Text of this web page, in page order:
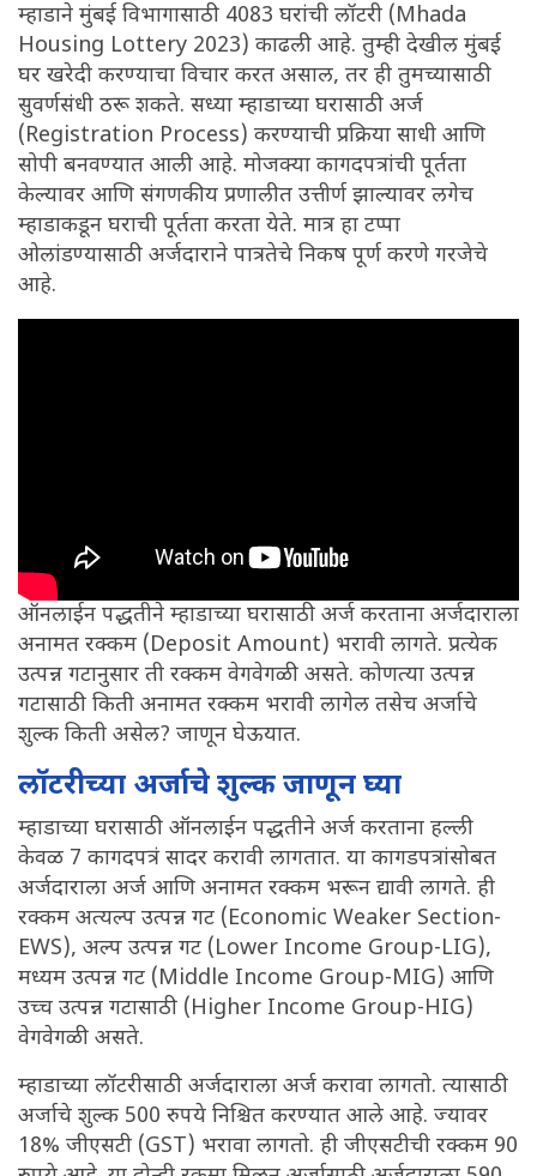
म्हाडाने मुंबई विभागासाठी 4083 घरांची लॉटरी (Mhada
Housing Lottery 2023) काढली आहे. तुम्ही देखील मुंबई
घर खरेदी करण्याचा विचार करत असाल, तर ही तुमच्यासाठी
सुवर्णसंधी ठरू शकते. सध्या म्हाडाच्या घरासाठी अर्ज
(Registration Process) करण्याची प्रक्रिया साधी आणि
सोपी बनवण्यात आली आहे. मोजक्या कागदपत्रांची पूर्तता
केल्यावर आणि संगणकीय प्रणालीत उत्तीर्ण झाल्यावर लगेच
म्हाडाकडून घराची पूर्तता करता येते. मात्र हा टप्पा
ओलांडण्यासाठी अर्जदाराने पात्रतेचे निकष पूर्ण करणे गरजेचे
आहे.
ऑनलाईन पद्धतीने म्हाडाच्या घरासाठी अर्ज करताना अर्जदाराला
अनामत रक्कम (Deposit Amount) भरावी लागते. प्रत्येक
उत्पन्न गटानुसार ती रक्कम वेगवेगळी असते. कोणत्या उत्पन्न
गटासाठी किती अनामत रक्कम भरावी लागेल तसेच अर्जाचे
शुल्क किती असेल? जाणून घेऊयात.
लॉटरीच्या अर्जाचे शुल्क जाणून घ्या
म्हाडाच्या घरासाठी ऑनलाईन पद्धतीने अर्ज करताना हल्ली
केवळ 7 कागदपत्रं सादर करावी लागतात. या कागडपत्रांसोबत
अर्जदाराला अर्ज आणि अनामत रक्कम भरून द्यावी लागते. ही
रक्कम अत्यल्प उत्पन्न गट (Economic Weaker Section-
EWS), अल्प उत्पन्न गट (Lower Income Group-LIG),
मध्यम उत्पन्न गट (Middle Income Group-MIG) आणि
उच्च उत्पन्न गटासाठी (Higher Income Group-HIG)
वेगवेगळी असते.
म्हाडाच्या लॉटरीसाठी अर्जदाराला अर्ज करावा लागतो. त्यासाठी
अर्जाचे शुल्क 500 रुपये निश्चित करण्यात आले आहे. ज्यावर
18% जीएसटी (GST) भरावा लागतो. ही जीएसटीची रक्कम 90